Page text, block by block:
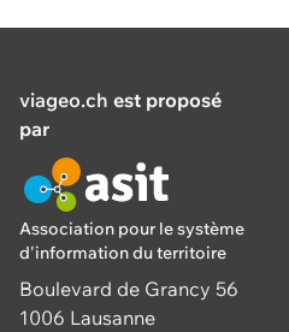
viageo.ch est proposé
par
Association pour le système
d'information du territoire
Boulevard de Grancy 56
1006 Lausanne